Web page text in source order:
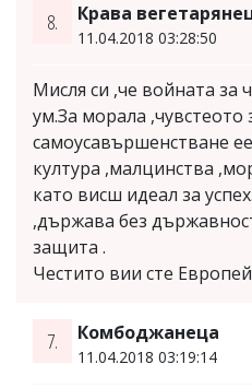
8. Крава
11.04.2018 03:28:50
Мисля си ,че войната за
ум.За морала ,чувстеото
самоусавършенстване
култура ,малцинства
като висш идеал за
,държава без
защита .
Честито вии сте
7. Комбоджанеца
11.04.2018 03:19:14